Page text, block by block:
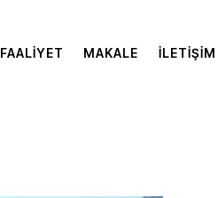
FAALIYET MAKALE İLETIŞIM